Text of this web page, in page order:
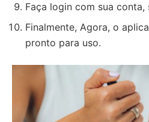
Faça login com sua conta,
Finalmente, Agora, o
pronto para uso.